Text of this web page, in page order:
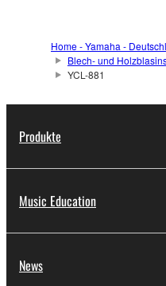
Home - Yamaha -
Blech- und
YCL-881
Produkte
Music Education
News